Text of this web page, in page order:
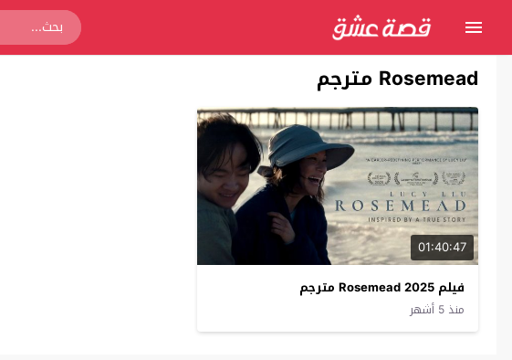
Rosemead مترجم
01:40:47
فيلم Rosemead 2025 مترجم
منذ 5 أشهر